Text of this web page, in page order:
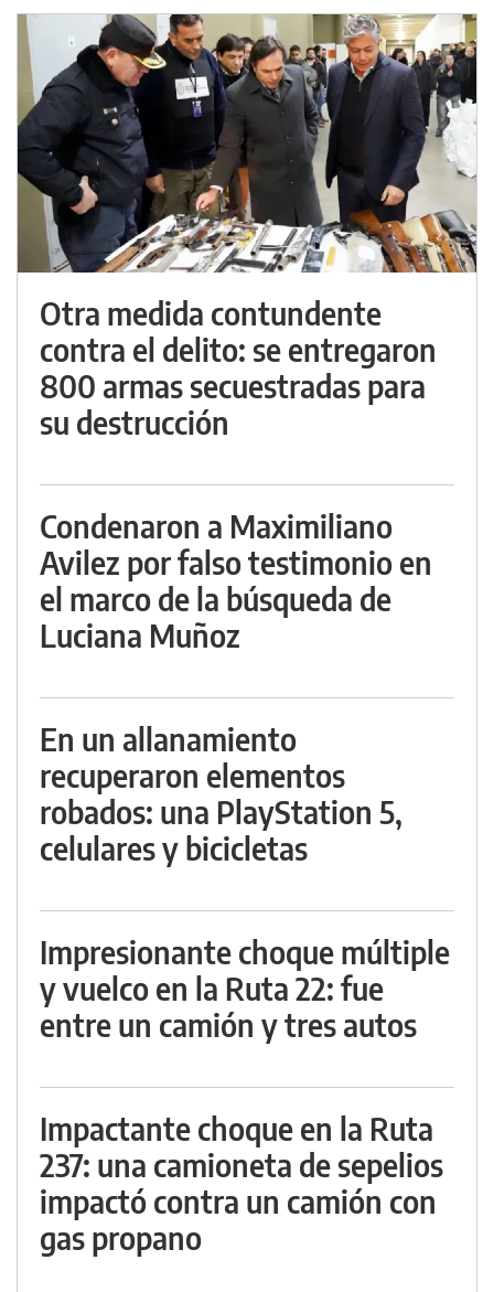
Otra medida contundente
contra el delito: se entregaron
800 armas secuestradas para
su destrucción
Condenaron a Maximiliano
Avilez por falso testimonio en
el marco de la búsqueda de
Luciana Muñoz
En un allanamiento
recuperaron elementos
robados: una PlayStation 5,
celulares y bicicletas
Impresionante choque múltiple
y vuelco en la Ruta 22: fue
entre un camión y tres autos
Impactante choque en la Ruta
237: una camioneta de sepelios
impactó contra un camión con
gas propano